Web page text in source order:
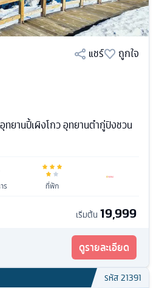
แชร์
ถูกใจ
ยานปี้เผิงโกว อุทยานต๋ากู่ปิงชวน
ร ที่พัก
เริ่มต้น 19,999
ดูรายละเอียด
รหัส21391